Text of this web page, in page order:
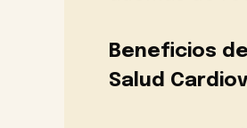
Beneficios
Salud